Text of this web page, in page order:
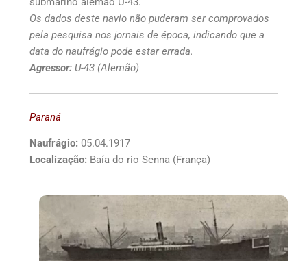
Os dados deste navio não puderam ser comprovados
pela pesquisa nos jornais de época, indicando que a
data do naufrágio pode estar errada.
Agressor:U-43 (Alemão)
Paraná
Naufrágio: 05.04.1917
Localização: Baía do rio Senna (França)